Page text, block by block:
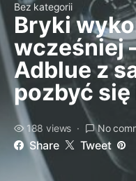
Bez kategorii
Bryki
wcześniej
Adblue z
pozbyć
188 views No
Share Tweet